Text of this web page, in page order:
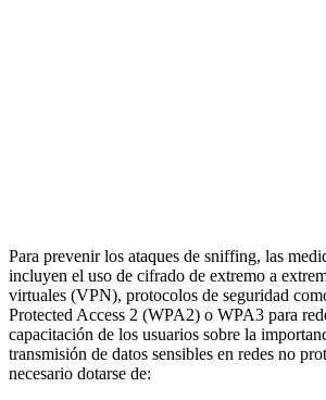
Para prevenir los ataques de sniffing, las
incluyen el uso de cifrado de extremo a
virtuales (VPN), protocolos de seguridad
Protected Access 2 (WPA2) o WPA3 para
capacitación de los usuarios sobre la
transmisión de datos sensibles en redes no
necesario dotarse de: